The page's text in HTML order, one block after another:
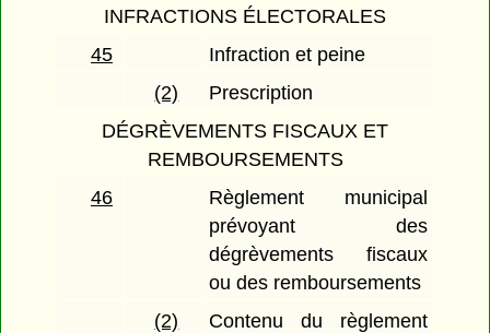
INFRACTIONS ÉLECTORALES
45
Infraction et peine
(2)
Prescription
DÉGRÈVEMENTS FISCAUX ET
REMBOURSEMENTS
46
Règlement municipal
prévoyant des
dégrèvements fiscaux
ou des remboursements
(2)
Contenu du règlement